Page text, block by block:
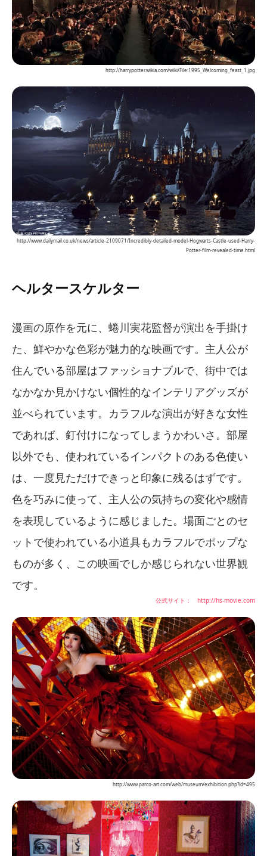
http://harrypotter.wikia.com/wiki/File:1995_Welcoming_feast_1.jpg
http://www.dailymail.co.uk/news/article-2109071/Incredibly-detailed-model-Hogwarts-Castle-used-Harry-
Potter-film-revealed-time.html
ヘルタースケルター
漫画の原作を元に、蜷川実花監督が演出を手掛け
た、鮮やかな色彩が魅力的な映画です。主人公が
住んでいる部屋はファッショナブルで、街中では
なかなか見かけない個性的なインテリアグッズが
並べられています。カラフルな演出が好きな女性
であれば、釘付けになってしまうかわいさ。部屋
以外でも、使われているインパクトのある色使い
は、一度見ただけできっと印象に残るはずです。
色を巧みに使って、主人公の気持ちの変化や感情
を表現しているように感じました。場面ごとのセ
ットで使われている小道具もカラフルでポップな
ものが多く、この映画でしか感じられない世界観
です。
公式サイト： http://hs-movie.com
http://www.parco-art.com/web/museum/exhibition.php?id=495